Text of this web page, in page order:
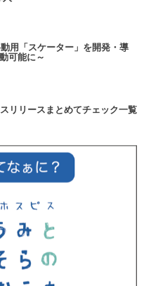
用「スケーター」を開発・導
可能に～
リリースまとめてチェック一覧